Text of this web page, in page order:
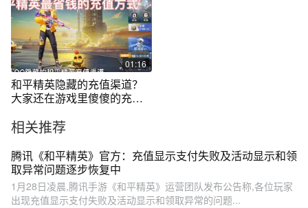
01:16
和平精英隐藏的充值渠道？
大家还在游戏里傻傻的充
相关推荐
腾讯《和平精英》官方：充值显示支付失败及活动显示和领
取异常问题逐步恢复中
1月28日凌晨,腾讯手游《和平精英》运营团队发布公告称,各位玩家
出现充值显示支付失败及活动显示和领取异常的问题...